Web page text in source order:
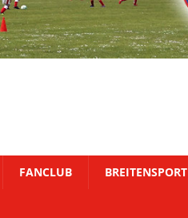
FANCLUB BREITENSPORT